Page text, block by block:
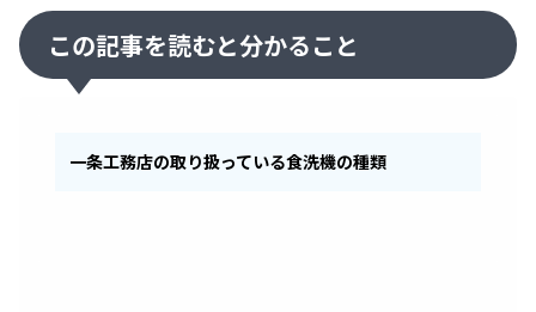
この記事を読むと分かること
一条工務店の取り扱っている食洗機の種類